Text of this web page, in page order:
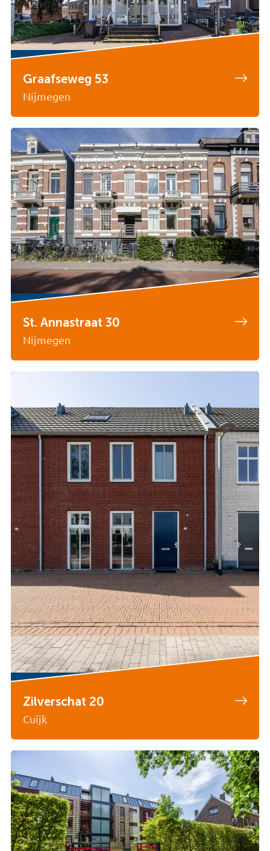
Graafseweg 53
Nijmegen
St. Annastraat 30
Nijmegen
Zilverschat 20
Cuijk